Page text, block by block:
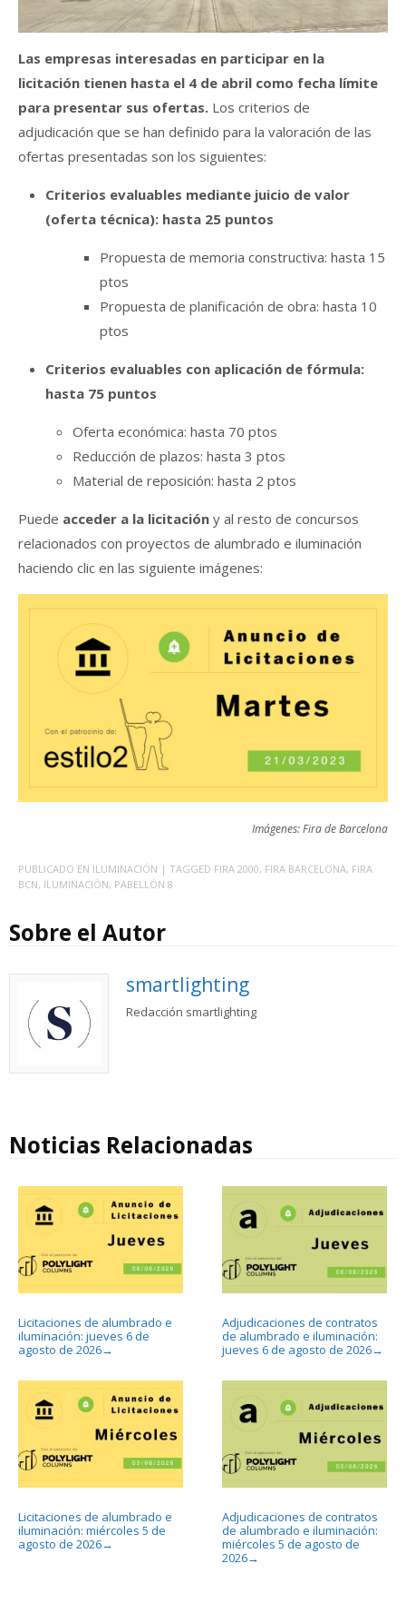
Las empresas interesadas en participar en la
licitación tienen hasta el 4 de abril como fecha límite
para presentar sus ofertas. Los criterios de
adjudicación que se han definido para la valoración de las
ofertas presentadas son los siguientes:
Criterios evaluables mediante juicio de valor
(oferta técnica): hasta 25 puntos
Propuesta de memoria constructiva: hasta 15
ptos
Propuesta de planificación de obra: hasta 10
ptos
Criterios evaluables con aplicación de fórmula:
hasta 75 puntos
Oferta económica: hasta 70 ptos
Reducción de plazos: hasta 3 ptos
Material de reposición: hasta 2 ptos
Puede acceder a la licitación y al resto de concursos
relacionados con proyectos de alumbrado e iluminación
haciendo clic en las siguiente imágenes:
Imágenes: Fira de Barcelona
PUBLICADO EN ILUMINACIÓN | TAGGED FIRA 2000, FIRA BARCELONA, FIRA
BCN, ILUMINACIÓN, PABELLÓN 8
Sobre el Autor
smartlighting
Redacción smartlighting
Noticias Relacionadas
Licitaciones de alumbrado e
iluminación: jueves 6 de
agosto de 2026→
Adjudicaciones de contratos
de alumbrado e iluminación:
jueves 6 de agosto de 2026→
Licitaciones de alumbrado e
iluminación: miércoles 5 de
agosto de 2026→
Adjudicaciones de contratos
de alumbrado e iluminación:
miércoles 5 de agosto de
2026→